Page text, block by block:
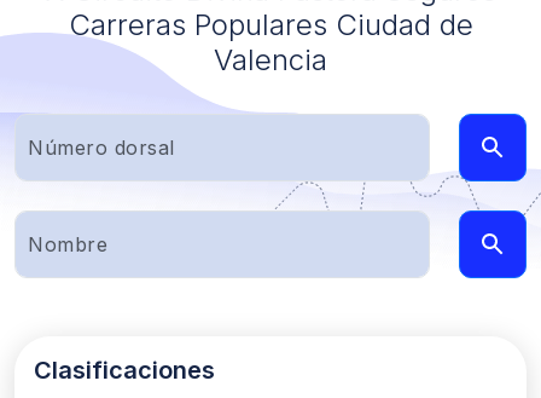
Carreras Populares Ciudad de
Valencia
Clasificaciones